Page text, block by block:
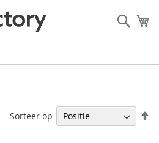
Zoek
Sorteer op